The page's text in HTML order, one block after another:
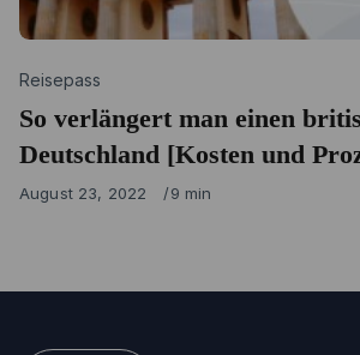
Category
Reisepass
So verlängert man einen
Deutschland [Kosten und
Published
August 23, 2022 9 min